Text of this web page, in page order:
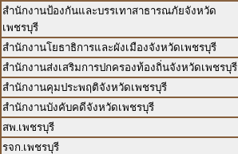
สำนักงานป้องกันและบรรเทาสาธารณภัยจังหวัด
เพชรบุรี
สำนักงานโยธาธิการและผังเมืองจังหวัดเพชรบุรี
สำนักงานส่งเสริมการปกครองท้องถิ่นจังหวัดเพชรบุรี
สำนักงานคุมประพฤติจังหวัดเพชรบุรี
สำนักงานบังคับคดีจังหวัดเพชรบุรี
สพ.เพชรบุรี
รจก.เพชรบุรี